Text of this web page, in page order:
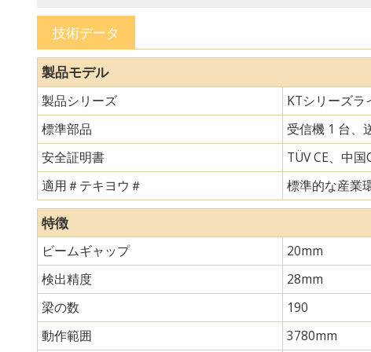
技術データ
製品モデル
製品シリーズ
KTシリーズラ
標準部品
受信機 1 台、
安全証明書
TÜV CE、中
適用＃テキヨウ＃
標準的な産業
特徴
ビームギャップ
20mm
検出精度
28mm
梁の数
190
動作範囲
3780mm